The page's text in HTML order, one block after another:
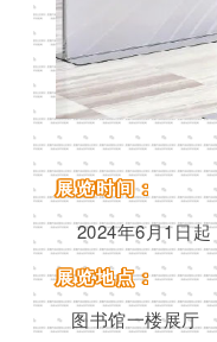
展览时间：
2024年6月1日起
展览地点：
图书馆一楼展厅